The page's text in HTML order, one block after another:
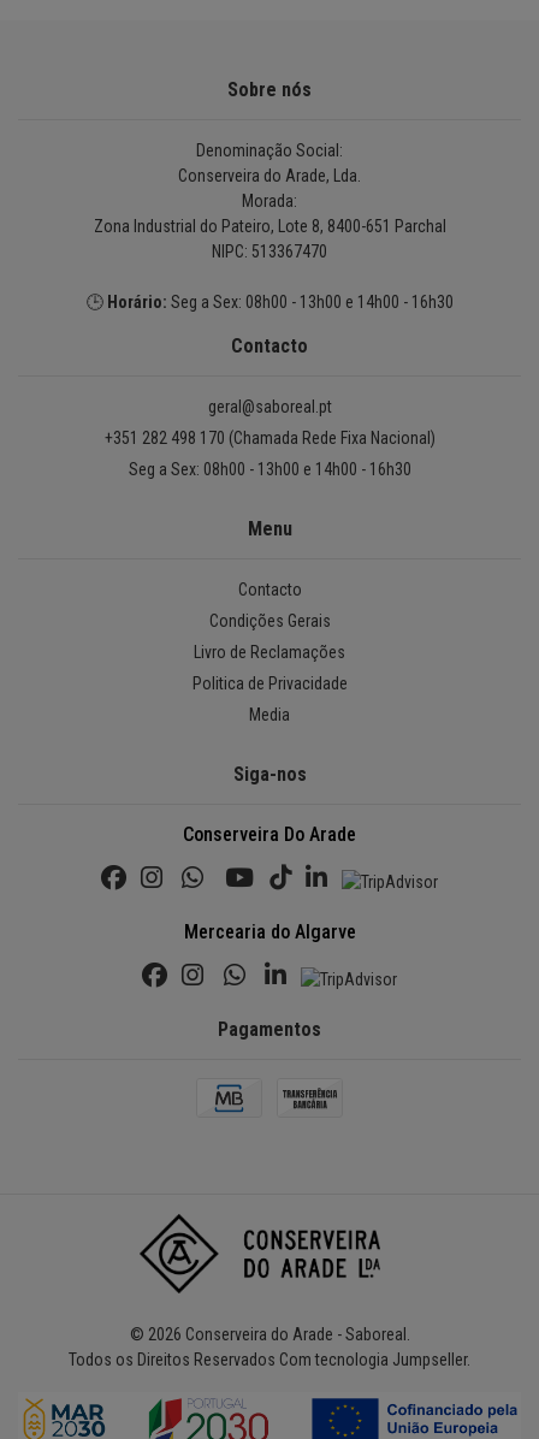
Sobre nós
Denominação Social:
Conserveira do Arade, Lda.
Morada:
Zona Industrial do Pateiro, Lote 8, 8400-651 Parchal
NIPC: 513367470
🕒 Horário: Seg a Sex: 08h00 - 13h00 e 14h00 - 16h30
Contacto
geral@saboreal.pt
+351 282 498 170 (Chamada Rede Fixa Nacional)
Seg a Sex: 08h00 - 13h00 e 14h00 - 16h30
Menu
Contacto
Condições Gerais
Livro de Reclamações
Politica de Privacidade
Media
Siga-nos
Conserveira Do Arade
Mercearia do Algarve
Pagamentos
© 2026 Conserveira do Arade - Saboreal.
Todos os Direitos Reservados Com tecnologia Jumpseller.